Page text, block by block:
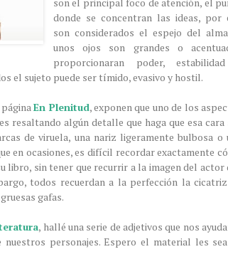
donde se concentran las ideas, por
son considerados el espejo del
unos ojos son grandes o
proporcionaran poder,
el sujeto puede ser tímido, evasivo y hostil.
En Plenitud, exponen que uno de los
resaltando algún detalle que haga que esa cara
de viruela, una nariz ligeramente bulbosa o
en ocasiones, es difícil recordar exactamente
libro, sin tener que recurrir a la imagen del actor
todos recuerdan a la perfección la
gafas.
, hallé una serie de adjetivos que nos
personajes. Espero el material les